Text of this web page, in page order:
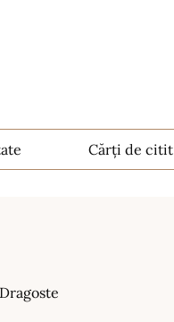
Cărți de citit